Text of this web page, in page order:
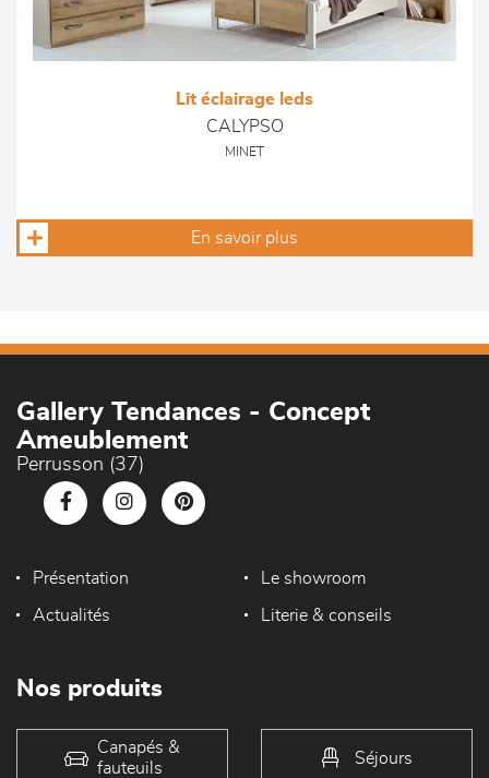
Lit éclairage leds
CALYPSO
MINET
En savoir plus
Gallery Tendances - Concept
Ameublement
Perrusson (37)
Présentation Le showroom
Actualités Literie & conseils
Nos produits
Canapés &
fauteuils
Séjours